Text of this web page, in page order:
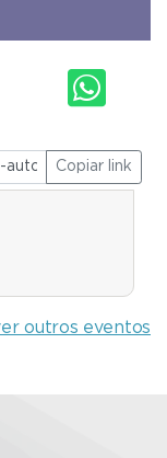
Copiar link
outros eventos